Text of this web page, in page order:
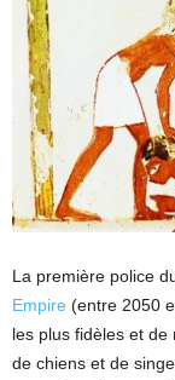
La première police
Empire (entre 2050
les plus fidèles et
de chiens et de